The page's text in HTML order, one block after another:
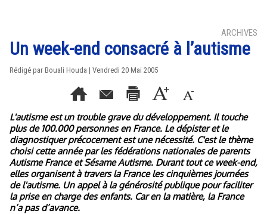
ARCHIVES
Un week-end consacré à l’autisme
Rédigé par Bouali Houda | Vendredi 20 Mai 2005
L'autisme est un trouble grave du développement. Il touche
plus de 100.000 personnes en France. Le dépister et le
diagnostiquer précocement est une nécessité. C'est le thème
choisi cette année par les fédérations nationales de parents
Autisme France et Sésame Autisme. Durant tout ce week-end,
elles organisent à travers la France les cinquièmes journées
de l'autisme. Un appel à la générosité publique pour faciliter
la prise en charge des enfants. Car en la matière, la France
n’a pas d’avance.